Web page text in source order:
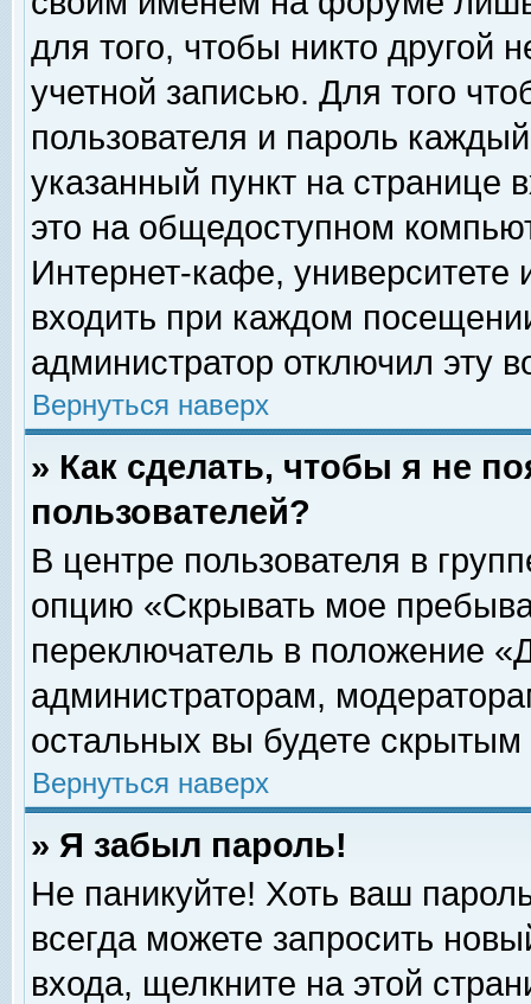
для того, чтобы никто другой
учетной записью. Для того
пользователя и пароль
указанный пункт на
это на общедоступном
Интернет-кафе, университете
входить при каждом
администратор отключил эту
Вернуться наверх
» Как сделать, чтобы я не
пользователей?
В центре пользователя в
опцию «Скрывать мое
переключатель в положение
администраторам,
остальных вы будете скрытым
Вернуться наверх
» Я забыл пароль!
Не паникуйте! Хоть ваш
всегда можете запросить
входа, щелкните на этой